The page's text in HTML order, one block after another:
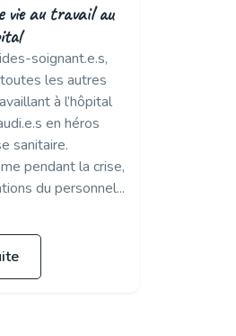
vie au travail au
soignant.e.s,
les autres
à l’hôpital
en héros
sanitaire.
pendant la crise,
du personnel...